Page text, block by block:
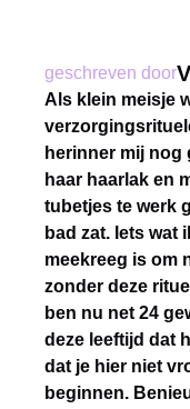
geschreven door
Als klein meisje
herinner mij nog
haar haarlak en
tubetjes te werk
bad zat. Iets wat
meekreeg is om
zonder deze
ben nu net 24
deze leeftijd dat
dat je hier niet
beginnen.